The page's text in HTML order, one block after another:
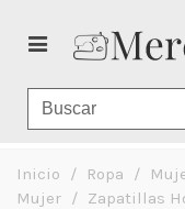
Inicio / Ropa /
Mujer / Zapatillas